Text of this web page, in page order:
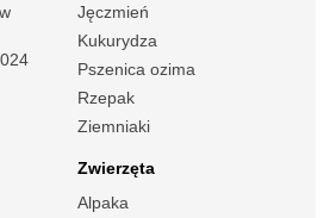
Jęczmień
Kukurydza
Pszenica ozima
Rzepak
Ziemniaki
Zwierzęta
Alpaka